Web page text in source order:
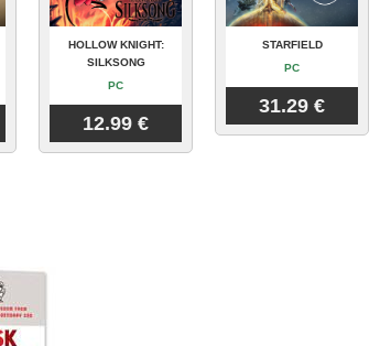
HOLLOW KNIGHT:
SILKSONG
PC
12.99 €
STARFIELD
PC
31.29 €